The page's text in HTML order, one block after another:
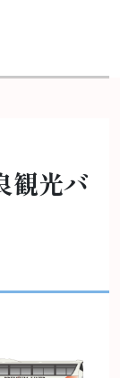
観光バ